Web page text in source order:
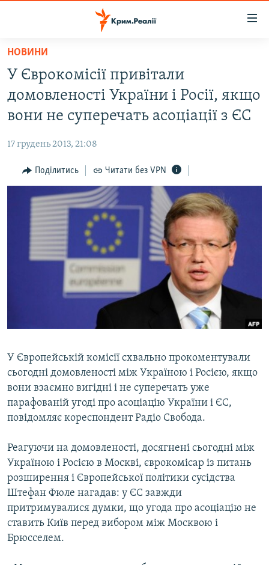
Перейти
основного
матеріалу
до
основної
навігації
Перейти
до
пошуку
ВОДА.КРИМ
БЛОГИ
ПОГЛЯД
ІНТЕРВ'Ю
ВСЕ ЗА ДЕНЬ
СПЕЦПРОЕКТИ
ДЕПОРТАЦІЯ
ВІДЕОУРОКИ «ELIFBE»
УКРАЇНСЬКА ПРОБЛЕМА КРИМУ
ЯК ОБІЙТИ БЛОКУВАННЯ
Усі сайти RFE/RL
НОВИНИ
У Єврокомісії привітали
домовленості України і Росії, якщо
вони не суперечать асоціації з ЄС
17 грудень 2013, 21:08
Поділитись Читати без VPN
У Європейській комісії схвально прокоментували
сьогодні домовленості між Україною і Росією, якщо
вони взаємно вигідні і не суперечать уже
парафованій угоді про асоціацію України і ЄС,
повідомляє кореспондент Радіо Свобода.
Реагуючи на домовленості, досягнені сьогодні між
Україною і Росією в Москві, єврокомісар із питань
розширення і Європейської політики сусідства
Штефан Фюле нагадав: у ЄС завжди
притримувалися думки, що угода про асоціацію не
ставить Київ перед вибором між Москвою і
Брюсселем.